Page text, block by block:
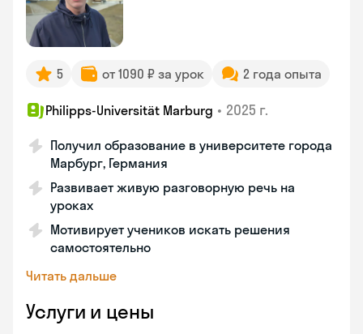
5 от 1090 ₽ за урок 2 года опыта
Philipps-Universität Marburg • 2025 г.
Получил образование в университете города
Марбург, Германия
Развивает живую разговорную речь на
уроках
Мотивирует учеников искать решения
самостоятельно
Читать дальше
Услуги и цены